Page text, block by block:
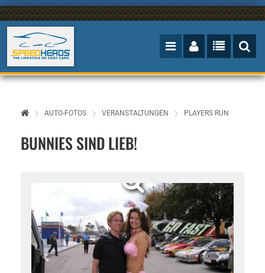
AUTO-FOTOS VERANSTALTUNGEN PLAYERS RUN
BUNNIES SIND LIEB!